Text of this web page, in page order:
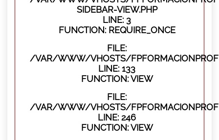
SIDEBAR-VIEW.PHP
LINE: 3
FUNCTION: REQUIRE_ONCE
FILE:
/VAR/WWW/VHOSTS/
LINE: 133
FUNCTION: VIEW
FILE:
/VAR/WWW/VHOSTS/
LINE: 246
FUNCTION: VIEW